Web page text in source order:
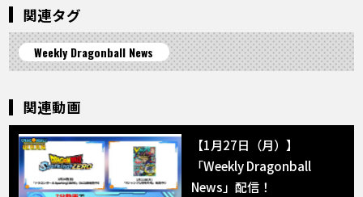
関連タグ
Weekly Dragonball News
関連動画
【1月27日（月）】
「Weekly Dragonball
News」配信！